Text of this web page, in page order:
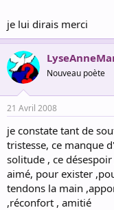
je lui dirais merci
Nouveau poète
21 Avril 2008
je constate tant de
tristesse, ce manque
solitude , ce
aimé, pour exister
tendons la main
,réconfort , amitié